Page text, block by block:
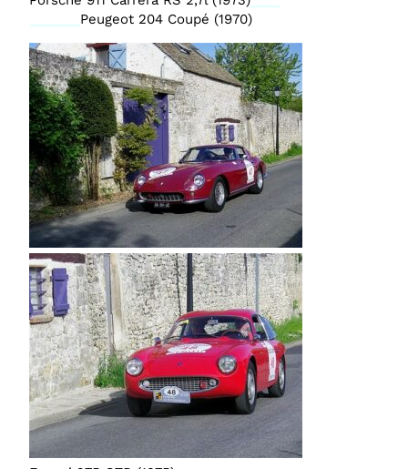
Peugeot 204 Coupé (1970)